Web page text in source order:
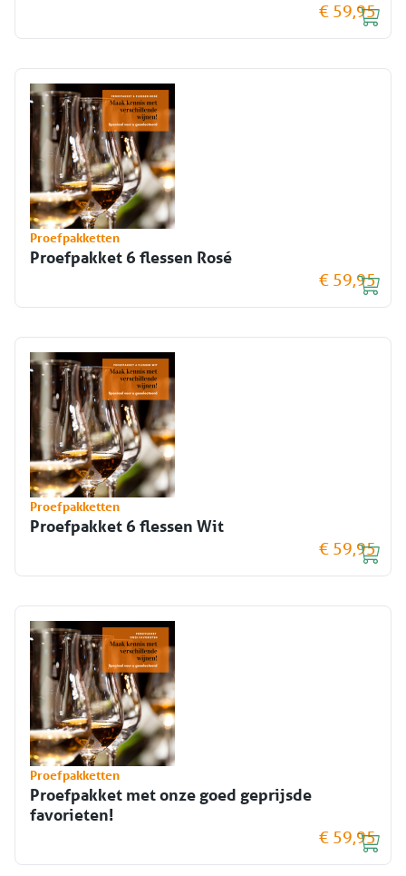
€ 59,95
Proefpakketten
Proefpakket 6 flessen Rosé
€ 59,95
Proefpakketten
Proefpakket 6 flessen Wit
€ 59,95
Proefpakketten
Proefpakket met onze goed geprijsde
favorieten!
€ 59,95